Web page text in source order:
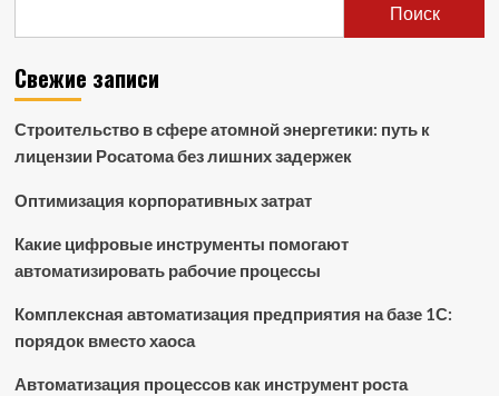
Поиск
Свежие записи
Строительство в сфере атомной энергетики: путь к
лицензии Росатома без лишних задержек
Оптимизация корпоративных затрат
Какие цифровые инструменты помогают
автоматизировать рабочие процессы
Комплексная автоматизация предприятия на базе 1С:
порядок вместо хаоса
Автоматизация процессов как инструмент роста